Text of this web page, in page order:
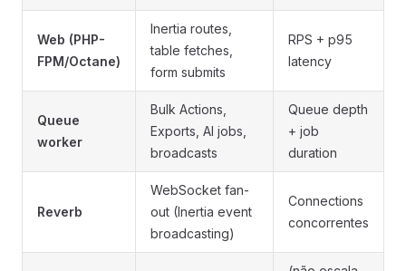
Web (PHP-
FPM/Octane)
Inertia routes,
table fetches,
form submits
RPS + p95
latency
Queue
worker
Bulk Actions,
Exports, AI jobs,
broadcasts
Queue depth
+ job
duration
Reverb
WebSocket fan-
out (Inertia event
broadcasting)
Connections
concorrentes